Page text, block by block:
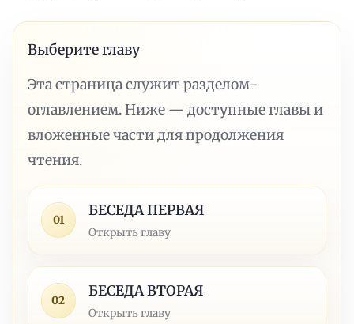
Выберите главу
Эта страница служит разделом-
оглавлением. Ниже — доступные главы и
вложенные части для продолжения
чтения.
01
БЕСЕДА ПЕРВАЯ
Открыть главу
02
БЕСЕДА ВТОРАЯ
Открыть главу